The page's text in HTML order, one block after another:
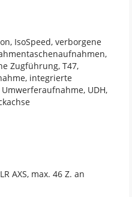
IsoSpeed, verborgene
Zugführung, T47,
integrierte
UDH,
AXS, max. 46 Z. an